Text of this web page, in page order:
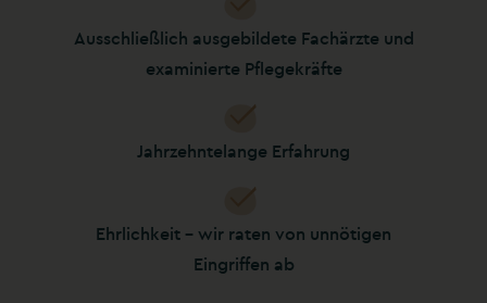
Ausschließlich ausgebildete Fachärzte und
examinierte Pflegekräfte
Jahrzehntelange Erfahrung
Ehrlichkeit – wir raten von unnötigen
Eingriffen ab